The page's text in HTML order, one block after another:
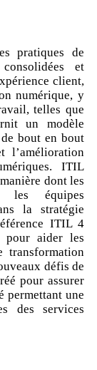
pratiques de
et
client,
numérique, y
telles que
un modèle
bout en bout
l’amélioration
ITIL
dont les
les équipes
la stratégie
ITIL 4
pour aider les
transformation
défis de
pour assurer
permettant une
des services